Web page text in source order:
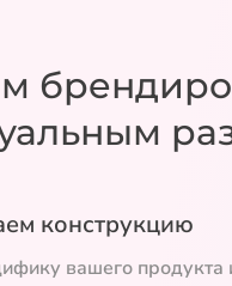
конструкцию
вашего продукта